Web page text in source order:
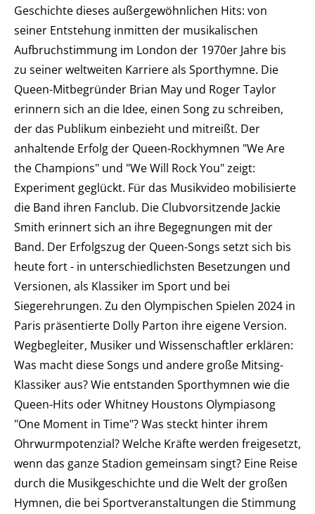
Geschichte dieses außergewöhnlichen Hits: von
seiner Entstehung inmitten der musikalischen
Aufbruchstimmung im London der 1970er Jahre bis
zu seiner weltweiten Karriere als Sporthymne. Die
Queen-Mitbegründer Brian May und Roger Taylor
erinnern sich an die Idee, einen Song zu schreiben,
der das Publikum einbezieht und mitreißt. Der
anhaltende Erfolg der Queen-Rockhymnen "We Are
the Champions" und "We Will Rock You" zeigt:
Experiment geglückt. Für das Musikvideo mobilisierte
die Band ihren Fanclub. Die Clubvorsitzende Jackie
Smith erinnert sich an ihre Begegnungen mit der
Band. Der Erfolgszug der Queen-Songs setzt sich bis
heute fort - in unterschiedlichsten Besetzungen und
Versionen, als Klassiker im Sport und bei
Siegerehrungen. Zu den Olympischen Spielen 2024 in
Paris präsentierte Dolly Parton ihre eigene Version.
Wegbegleiter, Musiker und Wissenschaftler erklären:
Was macht diese Songs und andere große Mitsing-
Klassiker aus? Wie entstanden Sporthymnen wie die
Queen-Hits oder Whitney Houstons Olympiasong
"One Moment in Time"? Was steckt hinter ihrem
Ohrwurmpotenzial? Welche Kräfte werden freigesetzt,
wenn das ganze Stadion gemeinsam singt? Eine Reise
durch die Musikgeschichte und die Welt der großen
Hymnen, die bei Sportveranstaltungen die Stimmung